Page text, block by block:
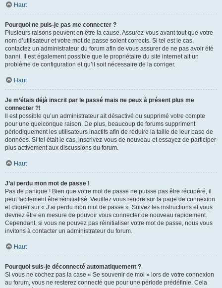
Haut
Pourquoi ne puis-je pas me connecter ?
Plusieurs raisons peuvent en être la cause. Assurez-vous avant tout que votre
nom d’utilisateur et votre mot de passe soient corrects. Si tel est le cas,
contactez un administrateur du forum afin de vous assurer de ne pas avoir été
banni. Il est également possible que le propriétaire du site internet ait un
problème de configuration et qu’il soit nécessaire de la corriger.
Haut
Je m’étais déjà inscrit par le passé mais ne peux à présent plus me
connecter ?!
Il est possible qu’un administrateur ait désactivé ou supprimé votre compte
pour une quelconque raison. De plus, beaucoup de forums suppriment
périodiquement les utilisateurs inactifs afin de réduire la taille de leur base de
données. Si tel était le cas, inscrivez-vous de nouveau et essayez de participer
plus activement aux discussions du forum.
Haut
J’ai perdu mon mot de passe !
Pas de panique ! Bien que votre mot de passe ne puisse pas être récupéré, il
peut facilement être réinitialisé. Veuillez vous rendre sur la page de connexion
et cliquer sur « J’ai perdu mon mot de passe ». Suivez les instructions et vous
devriez être en mesure de pouvoir vous connecter de nouveau rapidement.
Cependant, si vous ne pouvez pas réinitialiser votre mot de passe, nous vous
invitons à contacter un administrateur du forum.
Haut
Pourquoi suis-je déconnecté automatiquement ?
Si vous ne cochez pas la case « Se souvenir de moi » lors de votre connexion
au forum, vous ne resterez connecté que pour une période prédéfinie. Cela